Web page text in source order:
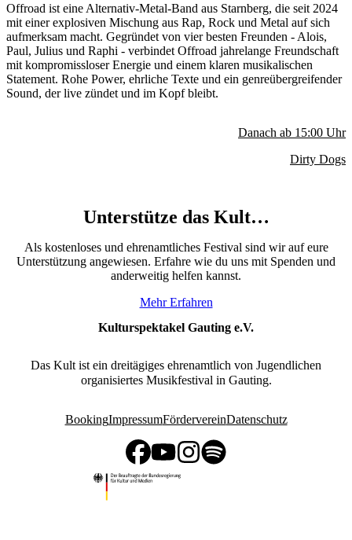
Offroad ist eine Alternativ-Metal-Band aus Starnberg, die seit 2024
mit einer explosiven Mischung aus Rap, Rock und Metal auf sich
aufmerksam macht. Gegründet von vier besten Freunden - Alois,
Paul, Julius und Raphi - verbindet Offroad jahrelange Freundschaft
mit kompromissloser Energie und einem klaren musikalischen
Statement. Rohe Power, ehrliche Texte und ein genreübergreifender
Sound, der live zündet und im Kopf bleibt.
Danach ab 15:00 Uhr
Dirty Dogs
Unterstütze das Kult…
Als kostenloses und ehrenamtliches Festival sind wir auf eure
Unterstützung angewiesen. Erfahre wie du uns mit Spenden und
anderweitig helfen kannst.
Mehr Erfahren
Kulturspektakel Gauting e.V.
Das Kult ist ein dreitägiges ehrenamtlich von Jugendlichen
organisiertes Musikfestival in Gauting.
BookingImpressumFördervereinDatenschutz